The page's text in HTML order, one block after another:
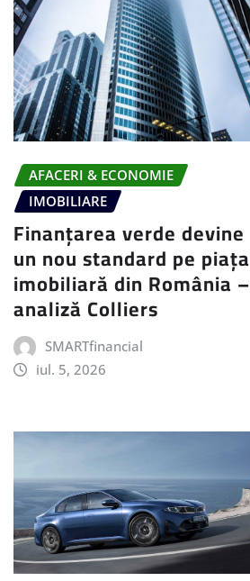
AFACERI & ECONOMIE
IMOBILIARE
Finanțarea verde devine
un nou standard pe piața
imobiliară din România –
analiză Colliers
SMARTfinancial
iul. 5, 2026